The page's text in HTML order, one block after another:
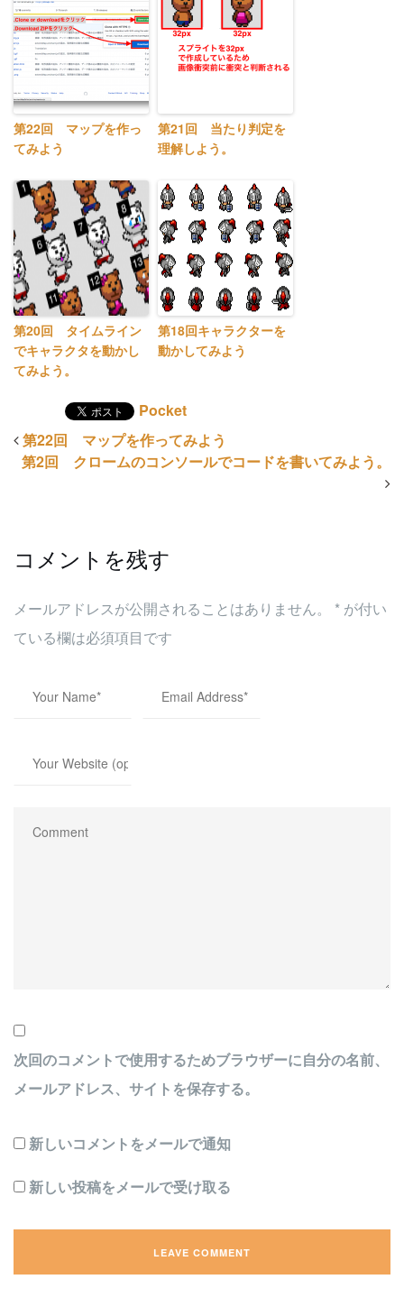
第22回 マップを作っ
てみよう
第21回 当たり判定を
理解しよう。
第20回 タイムライン
でキャラクタを動かし
てみよう。
第18回キャラクターを
動かしてみよう
Pocket
第22回 マップを作ってみよう
第2回 クロームのコンソールでコードを書いてみよう。
コメントを残す
メールアドレスが公開されることはありません。 * が付い
ている欄は必須項目です
次回のコメントで使用するためブラウザーに自分の名前、
メールアドレス、サイトを保存する。
新しいコメントをメールで通知
新しい投稿をメールで受け取る